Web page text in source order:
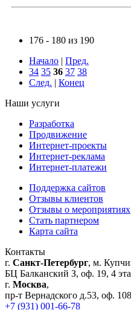
176 - 180 из 190
Начало | Пред.
34 35 36 37 38
След. | Конец
Наши услуги
Разработка
Продвижение
Интернет-проекты
Интернет-реклама
Интернет-платежи
Поддержка сайтов
Отзывы клиентов
Отзывы о мероприятиях
Стать партнером
Карта сайта
Контакты
г. Санкт-Петербург, м.
БЦ Балканский З, оф. 19, 4
г. Москва,
пр-т Вернадского д.53, оф. 108
+7 (931) 001-66-78